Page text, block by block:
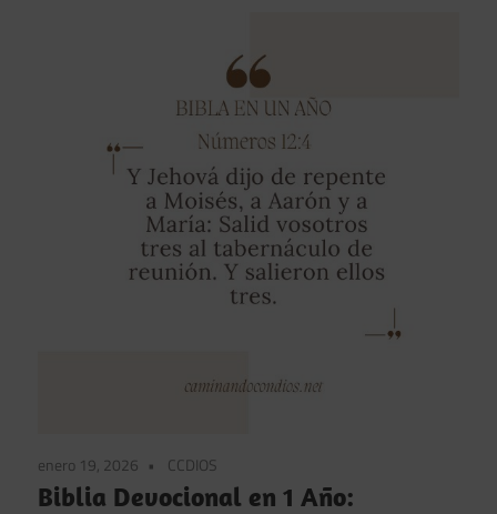
enero 19, 2026 CCDIOS
Biblia Devocional en 1 Año: